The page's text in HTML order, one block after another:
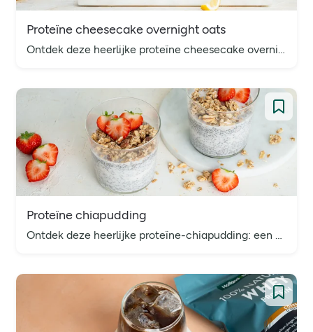
Proteïne cheesecake overnight oats
Proteïne chiapudding
Ontdek deze heerlijke proteïne-chiapudding: een makkelijk ontbijtrecept en perfect als snelle mealprep, vullende snack of goede start van de dag.